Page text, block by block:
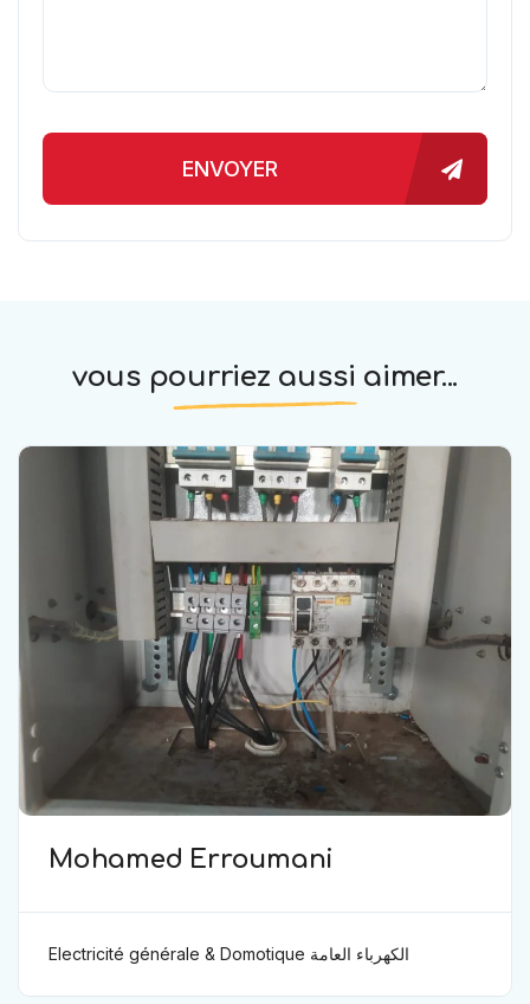
ENVOYER
vous pourriez aussi aimer...
Mohamed Erroumani
Electricité générale & Domotique الكهرباء العامة